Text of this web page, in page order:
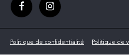
Politique de confidentialité Politique de